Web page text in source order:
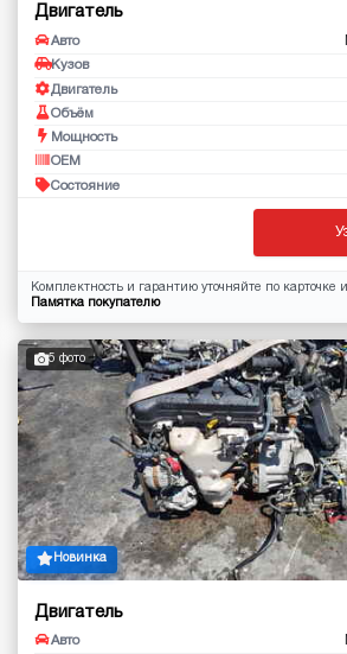
Двигатель
Авто
Кузов
Двигатель
Объём
Мощность
OEM
Состояние
Комплектность и гарантию уточняйте по карточке
Памятка покупателю
5 фото
Новинка
Двигатель
Авто